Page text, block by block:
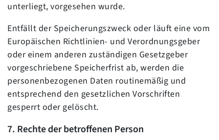
unterliegt, vorgesehen wurde.
Entfällt der Speicherungszweck oder läuft eine vom
Europäischen Richtlinien- und Verordnungsgeber
oder einem anderen zuständigen Gesetzgeber
vorgeschriebene Speicherfrist ab, werden die
personenbezogenen Daten routinemäßig und
entsprechend den gesetzlichen Vorschriften
gesperrt oder gelöscht.
7. Rechte der betroffenen Person